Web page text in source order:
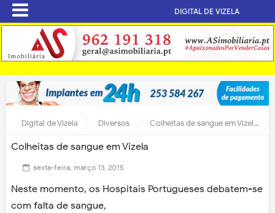
DIGITAL DE VIZELA
Digital de Vizela Diversos Colheitas de sangue em Vizela
Colheitas de sangue em Vizela
sexta-feira, março 13, 2015
Neste momento, os Hospitais Portugueses debatem-se
com falta de sangue,